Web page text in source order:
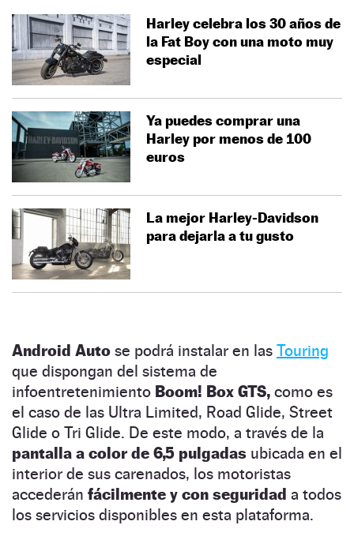
Harley celebra los 30 años de
la Fat Boy con una moto muy
especial
Ya puedes comprar una
Harley por menos de 100
euros
La mejor Harley-Davidson
para dejarla a tu gusto
Android Auto se podrá instalar en las Touring
que dispongan del sistema de
infoentretenimiento Boom! Box GTS, como es
el caso de las Ultra Limited, Road Glide, Street
Glide o Tri Glide. De este modo, a través de la
pantalla a color de 6,5 pulgadas ubicada en el
interior de sus carenados, los motoristas
accederán fácilmente y con seguridad a todos
los servicios disponibles en esta plataforma.